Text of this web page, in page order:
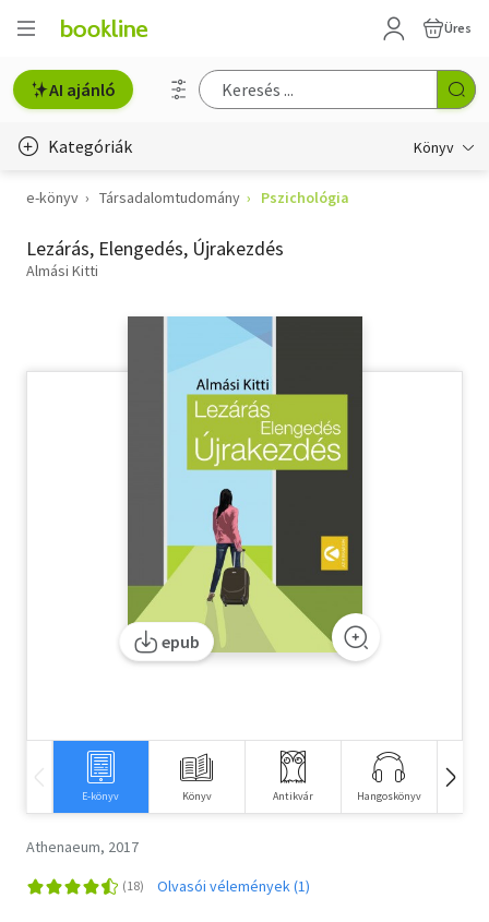
Üres
AI ajánló
Kategóriák Könyv
Életmód, egészség
Erotika
Tankönyv, segédkönyv
Társadalomtudomány
Természettudomány
e-könyv Társadalomtudomány Pszichológia
Lezárás, Elengedés, Újrakezdés
Almási Kitti
epub
E-könyv Könyv Antikvár Hangoskönyv
Athenaeum, 2017
Olvasói vélemények (1)